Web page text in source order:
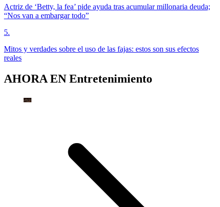
Actriz de ‘Betty, la fea’ pide ayuda tras acumular millonaria deuda;
“Nos van a embargar todo”
5.
Mitos y verdades sobre el uso de las fajas: estos son sus efectos
reales
AHORA EN Entretenimiento